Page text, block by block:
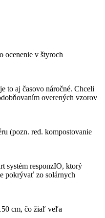
ocenenie v štyroch
to aj časovo náročné. Chceli
overených vzorov
(pozn. red. kompostovanie
systém responzIO, ktorý
pokrývať zo solárnych
cm, čo žiaľ veľa